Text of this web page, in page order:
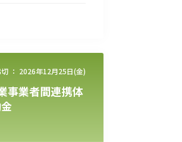
： 2026年12月25日(金)
事業者間連携体